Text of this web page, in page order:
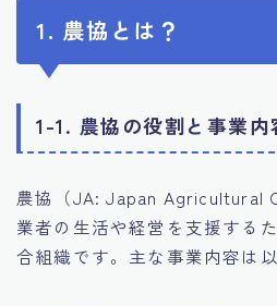
1. 農協とは？
1-1. 農協の役割と事業内
農協（JA: Japan Agricultural
業者の生活や経営を支援する
合組織です。主な事業内容は